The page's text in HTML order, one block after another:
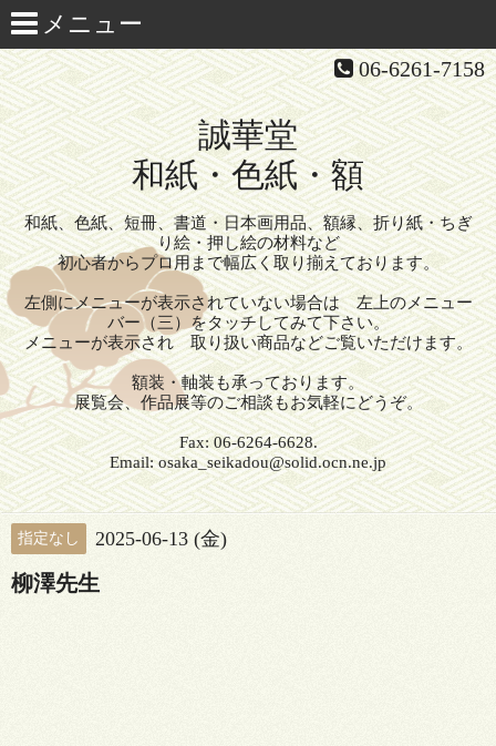
06-6261-7158
誠華堂
和紙・色紙・額
和紙、色紙、短冊、書道・日本画用品、額縁、折り紙・ちぎ
り絵・押し絵の材料など
初心者からプロ用まで幅広く取り揃えております。
左側にメニューが表示されていない場合は 左上のメニュー
バー（三）をタッチしてみて下さい。
メニューが表示され 取り扱い商品などご覧いただけます。
額装・軸装も承っております。
展覧会、作品展等のご相談もお気軽にどうぞ。
Fax: 06-6264-6628.
Email: osaka_seikadou@solid.ocn.ne.jp
指定なし 2025-06-13 (金)
柳澤先生